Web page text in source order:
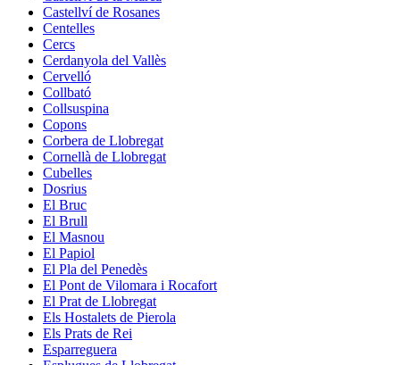
Castellví de Rosanes
Centelles
Cercs
Cerdanyola del Vallès
Cervelló
Collbató
Collsuspina
Copons
Corbera de Llobregat
Cornellà de Llobregat
Cubelles
Dosrius
El Bruc
El Brull
El Masnou
El Papiol
El Pla del Penedès
El Pont de Vilomara i Rocafort
El Prat de Llobregat
Els Hostalets de Pierola
Els Prats de Rei
Esparreguera